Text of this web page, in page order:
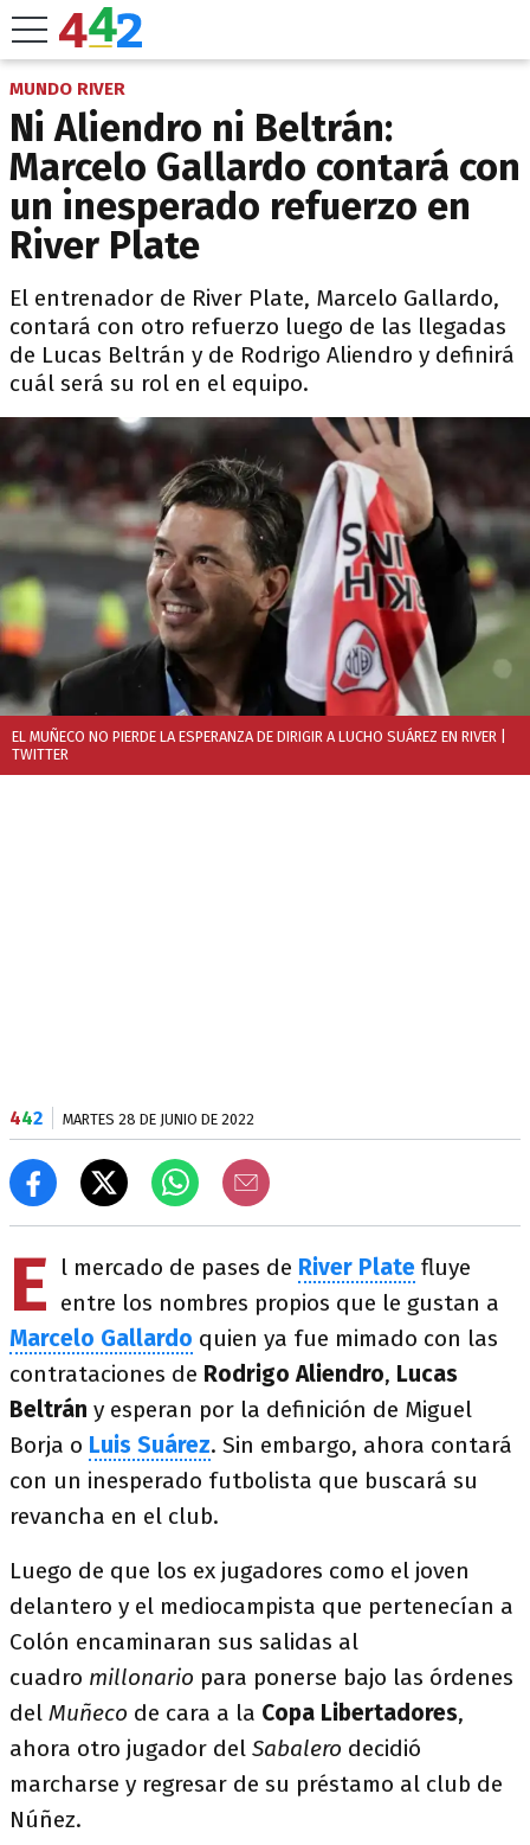
MUNDO RIVER
Ni Aliendro ni Beltrán:
Marcelo Gallardo contará con
un inesperado refuerzo en
River Plate
El entrenador de River Plate, Marcelo Gallardo,
contará con otro refuerzo luego de las llegadas
de Lucas Beltrán y de Rodrigo Aliendro y definirá
cuál será su rol en el equipo.
EL MUÑECO NO PIERDE LA ESPERANZA DE DIRIGIR A LUCHO SUÁREZ EN RIVER
TWITTER
442 MARTES 28 DE JUNIO DE 2022
E l mercado de pases de River Plate fluye
entre los nombres propios que le gustan a
Marcelo Gallardo quien ya fue mimado con las
contrataciones de Rodrigo Aliendro, Lucas
Beltrán y esperan por la definición de Miguel
Borja o Luis Suárez. Sin embargo, ahora contará
con un inesperado futbolista que buscará su
revancha en el club.
Luego de que los ex jugadores como el joven
delantero y el mediocampista que pertenecían a
Colón encaminaran sus salidas al
cuadro millonario para ponerse bajo las órdenes
del Muñeco de cara a la Copa Libertadores,
ahora otro jugador del Sabalero decidió
marcharse y regresar de su préstamo al club de
Núñez.